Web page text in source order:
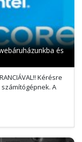
és
Kérésre
A